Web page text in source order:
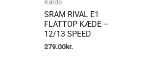
Kæde
SRAM RIVAL E1
FLATTOP KÆDE –
12/13 SPEED
279.00kr.